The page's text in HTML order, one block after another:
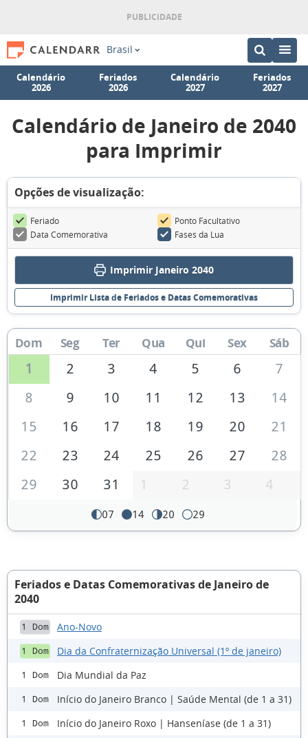
Brasil
Calendário
2026
Feriados
2026
Calendário
2027
Feriados
2027
Calendário de Janeiro de 2040
para Imprimir
Opções de visualização:
Feriado
Ponto Facultativo
Data Comemorativa
Fases da Lua
Imprimir Janeiro 2040
Imprimir Lista de Feriados e Datas Comemorativas
Dom Seg Ter Qua Qui Sex Sáb
1 2 3 4 5 6
7
8
9 10 11 12 13
14
15
16 17 18 19 20
21
22
23 24 25 26 27
28
29
30 31 1 2 3 4
07 14 20 29
Feriados e Datas Comemorativas de Janeiro de
2040
1 Dom Ano-Novo
1 Dom Dia da Confraternização Universal (1º de janeiro)
1 Dom Dia Mundial da Paz
1 Dom Início do Janeiro Branco | Saúde Mental (de 1 a 31)
1 Dom Início do Janeiro Roxo | Hanseníase (de 1 a 31)